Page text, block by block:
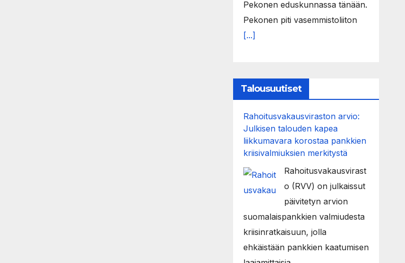
Pekonen eduskunnassa tänään.
Pekonen piti vasemmistoliiton
[...]
Talousuutiset
Rahoitusvakausviraston arvio:
Julkisen talouden kapea
liikkumavara korostaa pankkien
kriisivalmiuksien merkitystä
Rahoitusvakausvirast
o (RVV) on julkaissut
päivitetyn arvion
suomalaispankkien valmiudesta
kriisinratkaisuun, jolla
ehkäistään pankkien kaatumisen